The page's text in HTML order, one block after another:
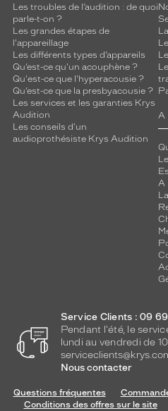
Les troubles de l’audition : de quoi
parle-t-on ?
Les grandes étapes de
l'appareillage
Les différents types d’appareils
Qu’est-ce qu'un acouphène ?
Qu'est-ce que l'hyperacousie ?
Qu’est-ce que la presbyacousie ?
Les services et les garanties Krys
Audition
Les conseils d'un
audioprothésiste Krys Audition
A
A
Service Clients : 09
Pendant l'été, le
lundi au vendredi de
Nous contacter
Questions fréquentes
Conditions des offres sur le site